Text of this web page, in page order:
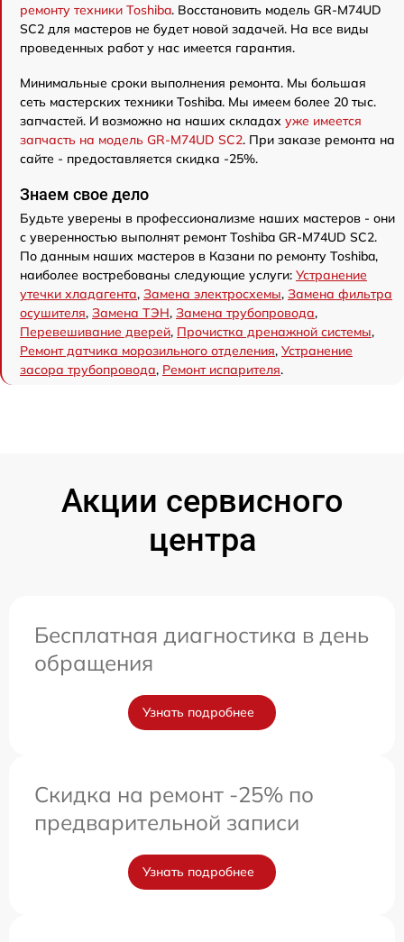
ремонту техники Toshiba. Восстановить модель GR-M74UD
SC2 для мастеров не будет новой задачей. На все виды
проведенных работ у нас имеется гарантия.
Минимальные сроки выполнения ремонта. Мы большая
сеть мастерских техники Toshiba. Мы имеем более 20 тыс.
запчастей. И возможно на наших складах уже имеется
запчасть на модель GR-M74UD SC2. При заказе ремонта на
сайте - предоставляется скидка -25%.
Знаем свое дело
Будьте уверены в профессионализме наших мастеров - они
с уверенностью выполнят ремонт Toshiba GR-M74UD SC2.
По данным наших мастеров в Казани по ремонту Toshiba,
наиболее востребованы следующие услуги: Устранение
утечки хладагента, Замена электросхемы, Замена фильтра
осушителя, Замена ТЭН, Замена трубопровода,
Перевешивание дверей, Прочистка дренажной системы,
Ремонт датчика морозильного отделения, Устранение
засора трубопровода, Ремонт испарителя.
Акции сервисного
центра
Бесплатная диагностика в день
обращения
Узнать подробнее
Скидка на ремонт -25% по
предварительной записи
Узнать подробнее